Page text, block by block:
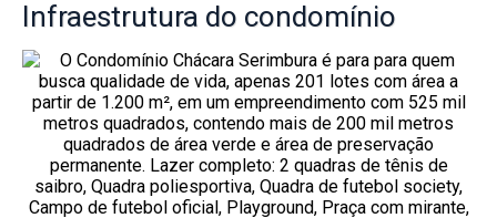
Infraestrutura do condomínio